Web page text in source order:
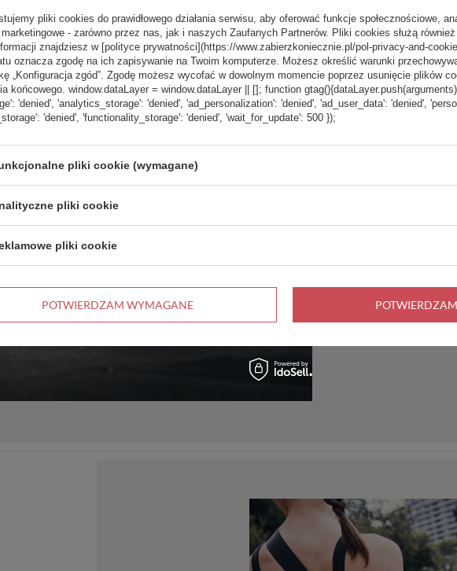
pliki cookies do prawidłowego działania serwisu, aby oferować funkcje społecznościowe,
marketingowe - zarówno przez nas, jak i naszych Zaufanych Partnerów. Pliki cookies służą
znajdziesz w [polityce prywatności](https://www.zabierzkoniecznie.pl/pol-privacy-and-
oznacza zgodę na ich zapisywanie na Twoim komputerze. Możesz określić warunki
„Konfiguracja zgód”. Zgodę możesz wycofać w dowolnym momencie poprzez usunięcie plików
końcowego. window.dataLayer = window.dataLayer || []; function
'denied', 'analytics_storage': 'denied', 'ad_personalization': 'denied', 'ad_user_data': 'denied',
'denied', 'functionality_storage': 'denied', 'wait_for_update': 500 });
pliki cookie (wymagane)
pliki cookie
pliki cookie
POTWIERDZAM WYMAGANE